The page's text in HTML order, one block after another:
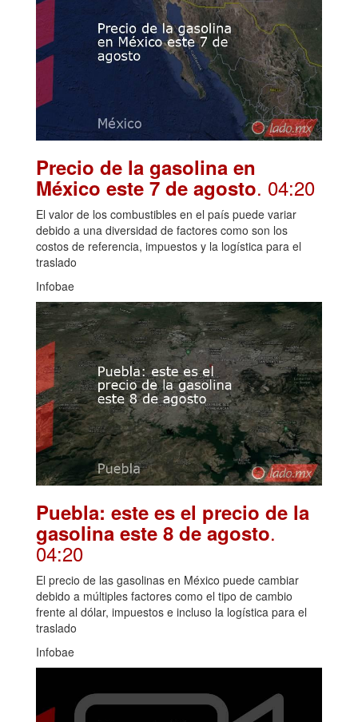
Precio de la gasolina en
México este 7 de agosto. 04:20
El valor de los combustibles en el país puede variar
debido a una diversidad de factores como son los
costos de referencia, impuestos y la logística para el
traslado
Infobae
Puebla: este es el precio de la
gasolina este 8 de agosto.
04:20
El precio de las gasolinas en México puede cambiar
debido a múltiples factores como el tipo de cambio
frente al dólar, impuestos e incluso la logística para el
traslado
Infobae